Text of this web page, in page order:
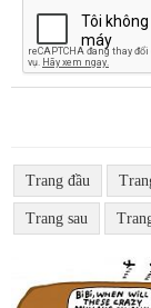
Trang đầu
Trang sau